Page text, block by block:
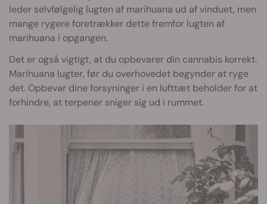
leder selvfølgelig lugten af marihuana ud af vinduet, men
mange rygere foretrækker dette fremfor lugten af
marihuana i opgangen.
Det er også vigtigt, at du opbevarer din cannabis korrekt.
Marihuana lugter, før du overhovedet begynder at ryge
det. Opbevar dine forsyninger i en lufttæt beholder for at
forhindre, at terpener sniger sig ud i rummet.